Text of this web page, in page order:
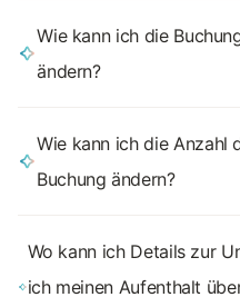
Wie kann ich die
ändern?
Wie kann ich die Anzahl
Buchung ändern?
Wo kann ich Details zur
ich meinen Aufenthalt